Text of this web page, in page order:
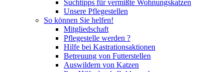
Suchtipps für vermißte Wohnungskatzen
Unsere Pflegestellen
So können Sie helfen!
Mitgliedschaft
Pflegestelle werden ?
Hilfe bei Kastrationsaktionen
Betreuung von Futterstellen
Auswildern von Katzen